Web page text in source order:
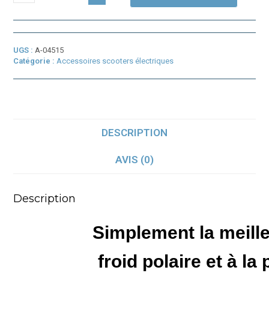
Termoscud
pour
S01
et
S01+
UGS :A-04515
Catégorie :Accessoires scooters électriques
DESCRIPTION
AVIS (0)
Description
Simplement la
froid polaire et à la